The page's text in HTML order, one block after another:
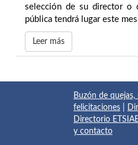
selección de su director o
pública tendrá lugar este
Leer más
Buzón de quejas,
felicitaciones
Directorio
y contacto